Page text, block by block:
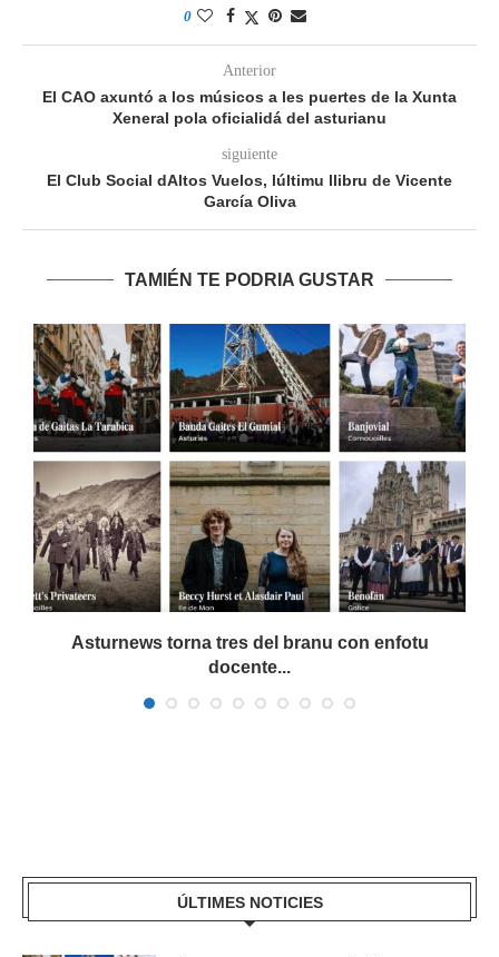
0
Anterior
El CAO axuntó a los músicos a les puertes de la Xunta
Xeneral pola oficialidá del asturianu
siguiente
El Club Social dAltos Vuelos, lúltimu llibru de Vicente
García Oliva
TAMIÉN TE PODRIA GUSTAR
Asturnews torna tres del branu con enfotu
docente...
ÚLTIMES NOTICIES